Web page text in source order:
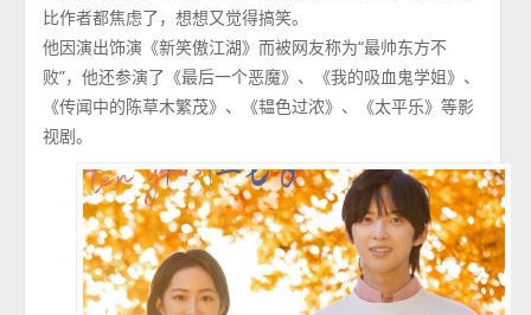
比作者都焦虑了，想想又觉得搞笑。
他因演出饰演《新笑傲江湖》而被网友称为“最帅东方不
败”，他还参演了《最后一个恶魔》、《我的吸血鬼学姐》、
《传闻中的陈草木繁茂》、《韫色过浓》、《太平乐》等影
视剧。